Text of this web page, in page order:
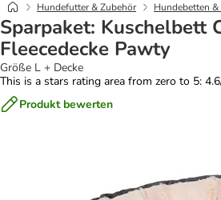
Hundefutter & Zubehör Hundebetten
Sparpaket: Kuschelbett
Fleecedecke Pawty
Größe L + Decke
This is a stars rating area from zero to 5:
Produkt bewerten